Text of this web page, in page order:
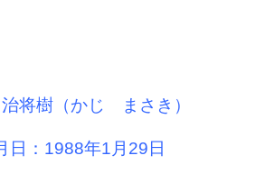
将樹（かじ まさき）
日：1988年1月29日